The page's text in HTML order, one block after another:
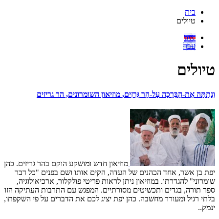
בית
טיולים
рус
עבר
טיולים
וְנָתַתָּה אֶת-הַבְּרָכָה עַל-הַר גְּרִזִים, מוזיאון השומרונים, הר גריזים
מוזיאון חדש ומושקע הוקם בהר גריזים. כהן
יפת בן אשר, אחד הכהנים של העדה, הקים אותו ושם בפנים "כל דבר
שומרוני" להגדרתו. במוזיאון ניתן לראות פריטי פולקלור, ארכיאולוגיה,
ספר תורה, בגדים ותכשיטים מסורתיים. המפגש עם התרבות העתיקה הזו
בלתי רגיל ומעורר מחשבה. כהן יפת יציג לכם את הדברים על פי השקפתו,
ינמק..